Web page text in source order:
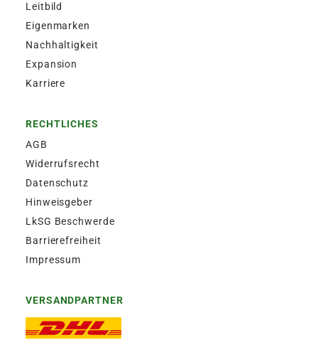
Leitbild
Eigenmarken
Nachhaltigkeit
Expansion
Karriere
RECHTLICHES
AGB
Widerrufsrecht
Datenschutz
Hinweisgeber
LkSG Beschwerde
Barrierefreiheit
Impressum
VERSANDPARTNER